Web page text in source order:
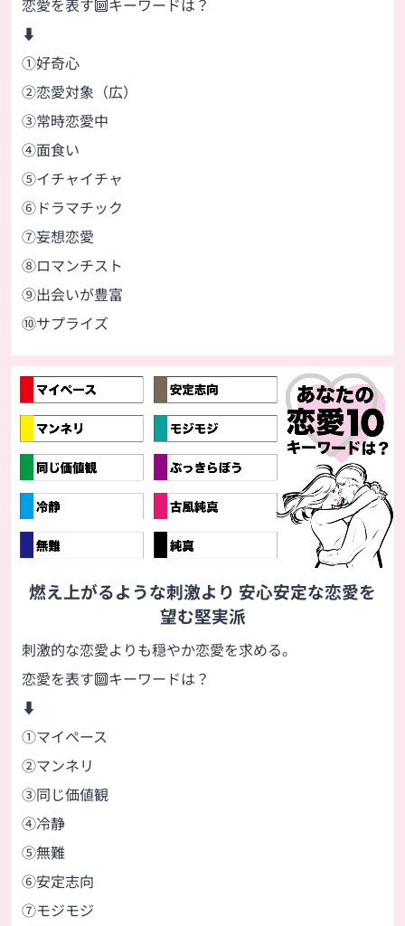
恋愛を表す🔟キーワードは？
⬇
①好奇心
②恋愛対象（広）
③常時恋愛中
④面食い
⑤イチャイチャ
⑥ドラマチック
⑦妄想恋愛
⑧ロマンチスト
⑨出会いが豊富
⑩サプライズ
燃え上がるような刺激より 安心安定な恋愛を
望む堅実派
刺激的な恋愛よりも穏やか恋愛を求める。
恋愛を表す🔟キーワードは？
⬇
①マイペース
②マンネリ
③同じ価値観
④冷静
⑤無難
⑥安定志向
⑦モジモジ